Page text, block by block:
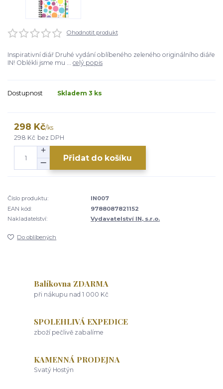
Ohodnotit produkt
Inspirativní diář Druhé vydání oblíbeného zeleného originálního diáře
IN! Oblékli jsme mu ... celý popis
Dostupnost Skladem 3 ks
298 Kč/ks
298 Kč bez DPH
Přidat do košíku
Číslo produktu:
IN007
EAN kód:
9788087821152
Nakladatelství:
Vydavatelství IN, s.r.o.
Do oblíbených
Balíkovna ZDARMA
při nákupu nad 1 000 Kč
SPOLEHLIVÁ EXPEDICE
zboží pečlivě zabalíme
KAMENNÁ PRODEJNA
Svatý Hostýn